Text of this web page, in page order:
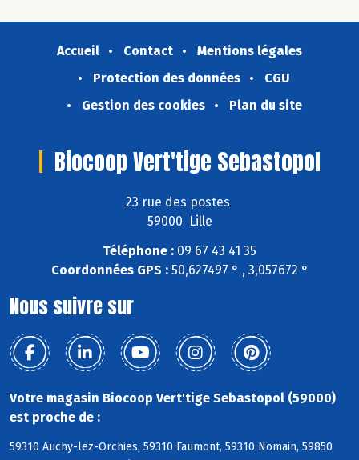
Accueil Contact
Mentions légales
Protection des données
CGU
Gestion des cookies
Plan du site
Biocoop Vert'tige Sebastopol
23 rue des postes
59000 Lille
Téléphone : 09 67 43 41 35
Coordonnées GPS :50,627497 ° , 3,057672 °
Nous suivre sur
Votre magasin Biocoop Vert'tige Sebastopol (59000)
est proche de :
59310 Auchy-lez-Orchies, 59310 Faumont, 59310 Nomain, 59850